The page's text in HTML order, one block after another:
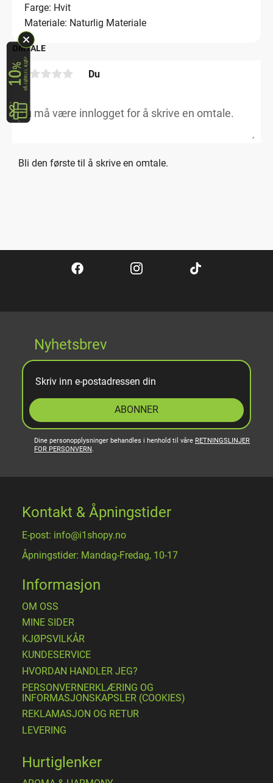
Farge: Hvit
Materiale: Naturlig Materiale
OMTALE
Du
Bli den første til å skrive en omtale.
Nyhetsbrev
ABONNER
Dine personopplysninger behandles i henhold til våre RETNINGSLINJER
FOR PERSONVERN.
Kontakt & Åpningstider
E-post: info@i1shopy.no
Åpningstider: Mandag-Fredag, 10-17
Informasjon
OM OSS
MINE SIDER
​KJØPSVILKÅR
KUNDESERVICE
HVORDAN HANDLER JEG?
PERSONVERNERKLÆRING OG
INFORMASJONSKAPSLER (COOKIES)
REKLAMASJON OG RETUR
LEVERING
Hurtiglenker